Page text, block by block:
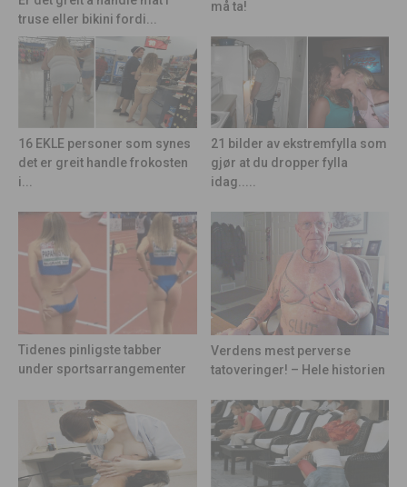
truse eller bikini fordi...
må ta!
16 EKLE personer som synes
det er greit handle frokosten
i...
21 bilder av ekstremfylla som
gjør at du dropper fylla
idag.....
Tidenes pinligste tabber
under sportsarrangementer
Verdens mest perverse
tatoveringer! – Hele historien